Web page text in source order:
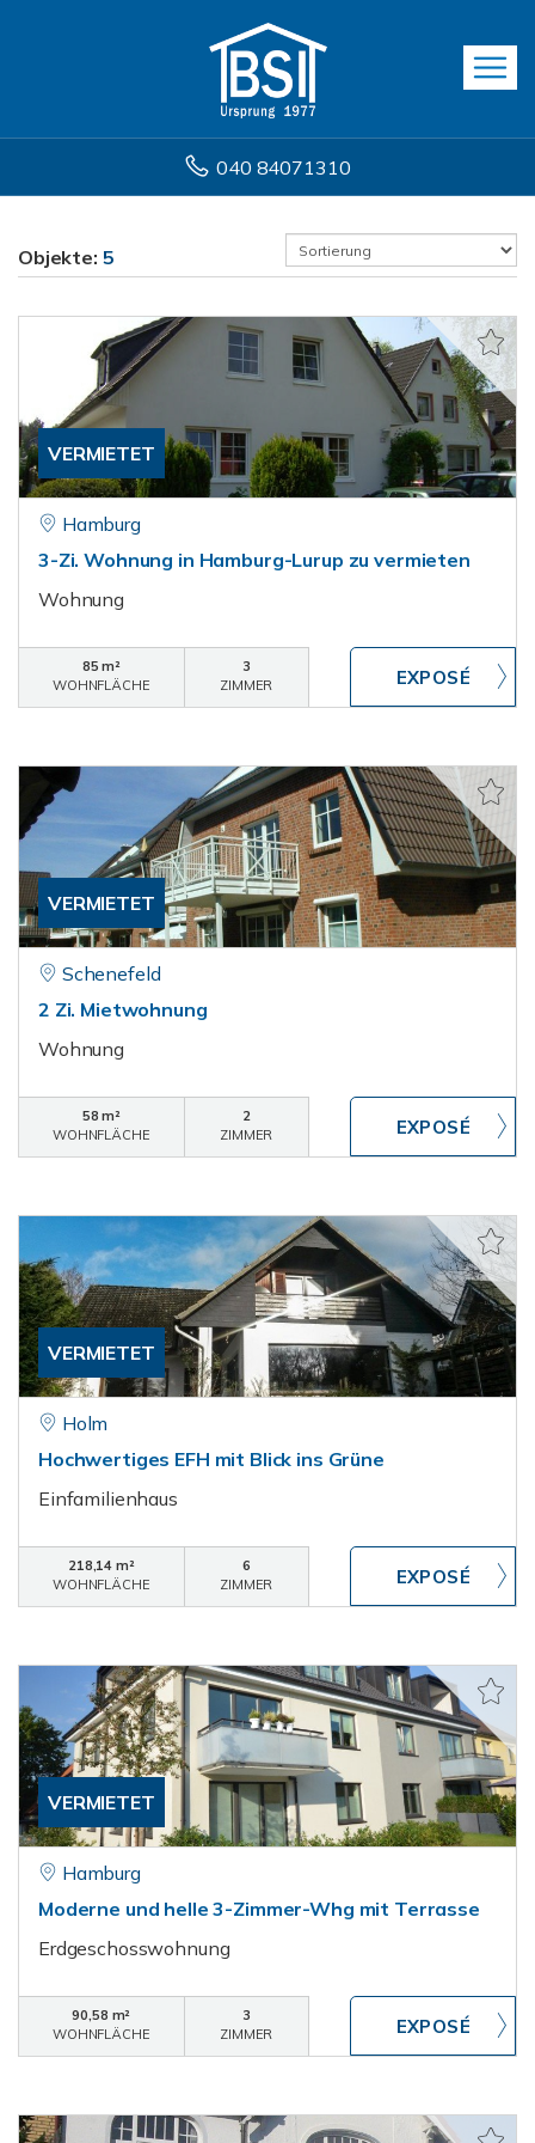
040 84071310
Objekte: 5
VERMIETET
Hamburg
3-Zi. Wohnung in Hamburg-Lurup zu vermieten
Wohnung
85 m²
WOHNFLÄCHE
3
ZIMMER
VERMIETET
Schenefeld
2 Zi. Mietwohnung
Wohnung
58 m²
WOHNFLÄCHE
2
ZIMMER
VERMIETET
Holm
Hochwertiges EFH mit Blick ins Grüne
Einfamilienhaus
218,14 m²
WOHNFLÄCHE
6
ZIMMER
VERMIETET
Hamburg
Moderne und helle 3-Zimmer-Whg mit Terrasse
Erdgeschosswohnung
90,58 m²
WOHNFLÄCHE
3
ZIMMER